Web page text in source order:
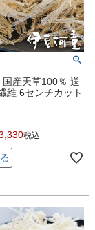
産天草100％ 送
維 6センチカット
税込